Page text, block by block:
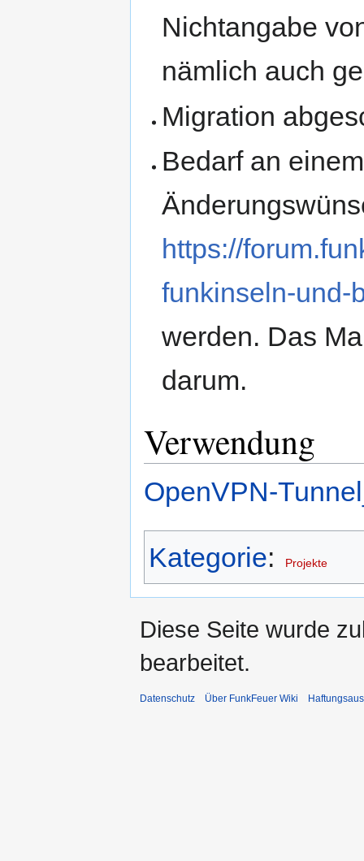
Nichtangabe
nämlich auch
Migration
Bedarf an
https://
funkinseln-und-
werden. Das
darum.
Verwendung
OpenVPN-
Kategorie: Projekte
Diese Seite wurde
bearbeitet.
Datenschutz Über FunkFeuer Wiki